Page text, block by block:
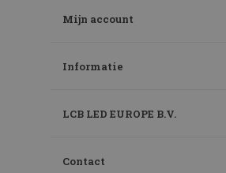
Mijn account
Informatie
LCB LED EUROPE B.V.
Contact